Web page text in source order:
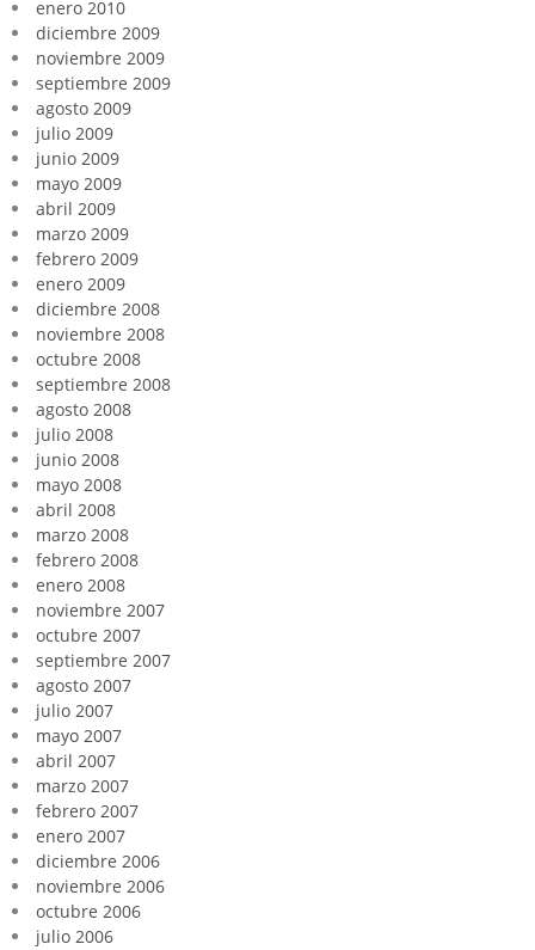
enero 2010
diciembre 2009
noviembre 2009
septiembre 2009
agosto 2009
julio 2009
junio 2009
mayo 2009
abril 2009
marzo 2009
febrero 2009
enero 2009
diciembre 2008
noviembre 2008
octubre 2008
septiembre 2008
agosto 2008
julio 2008
junio 2008
mayo 2008
abril 2008
marzo 2008
febrero 2008
enero 2008
noviembre 2007
octubre 2007
septiembre 2007
agosto 2007
julio 2007
mayo 2007
abril 2007
marzo 2007
febrero 2007
enero 2007
diciembre 2006
noviembre 2006
octubre 2006
julio 2006